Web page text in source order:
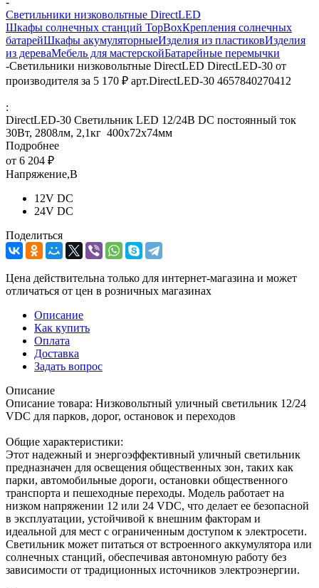
Светильники низковольтные DirectLED
Шкафы солнечных станций TopBoxКрепления солнечных
батарейШкафы акумуляторныеИзделия из пластиковИзделия
из дереваМебель для мастерскойБатарейные перемычки
-Светильники низковольтные DirectLED DirectLED-30 от
производителя за 5 170 ₽ арт.DirectLED-30 4657840270412
:
DirectLED-30 Cветильник LED 12/24В DC постоянный ток
30Вт, 2808лм, 2,1кг 400х72х74мм
Подробнее
от 6 204 ₽
Напряжение,В
12V DC
24V DC
Поделиться
Цена действительна только для интернет-магазина и может
отличаться от цен в розничных магазинах
Описание
Как купить
Оплата
Доставка
Задать вопрос
Описание
Описание товара: Низковольтный уличный светильник 12/24
VDC для парков, дорог, остановок и переходов
Общие характеристики:
Этот надежный и энергоэффективный уличный светильник
предназначен для освещения общественных зон, таких как
парки, автомобильные дороги, остановки общественного
транспорта и пешеходные переходы. Модель работает на
низком напряжении 12 или 24 VDC, что делает ее безопасной
в эксплуатации, устойчивой к внешним факторам и
идеальной для мест с ограниченным доступом к электросети.
Светильник может питаться от встроенного аккумулятора или
солнечных станций, обеспечивая автономную работу без
зависимости от традиционных источников электроэнергии.